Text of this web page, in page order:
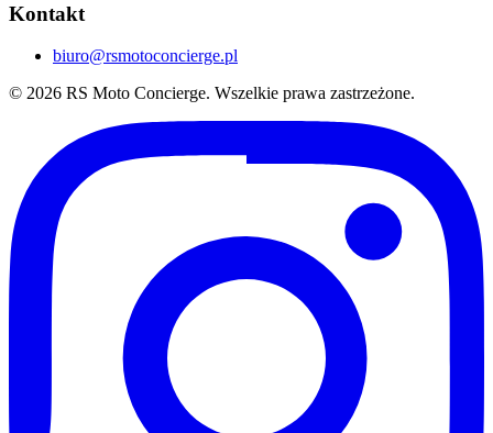
Kontakt
biuro@rsmotoconcierge.pl
© 2026 RS Moto Concierge. Wszelkie prawa zastrzeżone.